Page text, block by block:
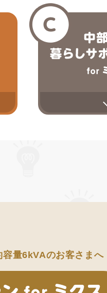
量6kVAのお客さまへ